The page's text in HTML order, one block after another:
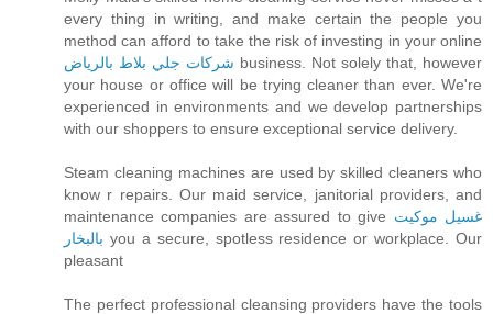
every thing in writing, and make certain the people you
method can afford to take the risk of investing in your online
شركات جلي بلاط بالرياض business. Not solely that, however
your house or office will be trying cleaner than ever. We're
experienced in environments and we develop partnerships
with our shoppers to ensure exceptional service delivery.
Steam cleaning machines are used by skilled cleaners who
know r repairs. Our maid service, janitorial providers, and
maintenance companies are assured to give غسيل موكيت
بالبخار you a secure, spotless residence or workplace. Our
pleasant
The perfect professional cleansing providers have the tools